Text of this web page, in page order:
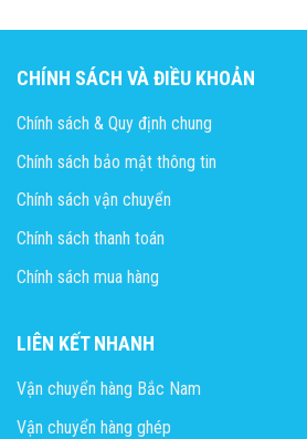
CHÍNH SÁCH VÀ ĐIỀU KHOẢN
Chính sách & Quy định chung
Chính sách bảo mật thông tin
Chính sách vận chuyển
Chính sách thanh toán
Chính sách mua hàng
LIÊN KẾT NHANH
Vận chuyển hàng Bắc Nam
Vận chuyển hàng ghép